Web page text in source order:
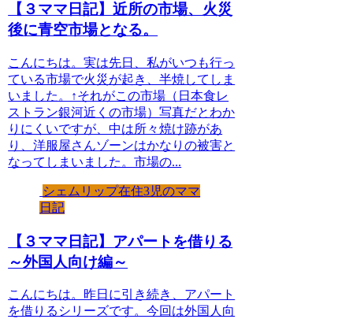
【３ママ日記】近所の市場、火災
後に青空市場となる。
こんにちは。実は先日、私がいつも行っ
ている市場で火災が起き、半焼してしま
いました。↑それがこの市場（日本食レ
ストラン銀河近くの市場）写真だとわか
りにくいですが、中は所々焼け跡があ
り、洋服屋さんゾーンはかなりの被害と
なってしまいました。市場の...
シェムリップ在住3児のママ
日記
【３ママ日記】アパートを借りる
～外国人向け編～
こんにちは。昨日に引き続き、アパート
を借りるシリーズです。今回は外国人向